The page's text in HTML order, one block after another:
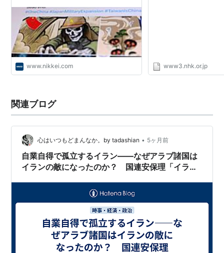
www.nikkei.com www3.nhk.or.jp
関連ブログ
心はいつもどまんなか。by tadashian • 5ヶ月前
自業自得で孤立するイラン——なぜアラブ諸国は
イランの敵になったのか？ 国連安保理「イラン